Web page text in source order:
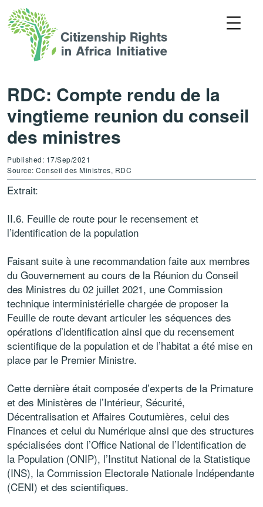
RDC: Compte rendu de la
vingtieme reunion du conseil
des ministres
Published: 17/Sep/2021
Source: Conseil des Ministres, RDC
Extrait:
II.6. Feuille de route pour le recensement et
l’identification de la population
Faisant suite à une recommandation faite aux membres
du Gouvernement au cours de la Réunion du Conseil
des Ministres du 02 juillet 2021, une Commission
technique interministérielle chargée de proposer la
Feuille de route devant articuler les séquences des
opérations d’identification ainsi que du recensement
scientifique de la population et de l’habitat a été mise en
place par le Premier Ministre.
Cette dernière était composée d’experts de la Primature
et des Ministères de l’Intérieur, Sécurité,
Décentralisation et Affaires Coutumières, celui des
Finances et celui du Numérique ainsi que des structures
spécialisées dont l’Office National de l’Identification de
la Population (ONIP), l’Institut National de la Statistique
(INS), la Commission Electorale Nationale Indépendante
(CENI) et des scientifiques.